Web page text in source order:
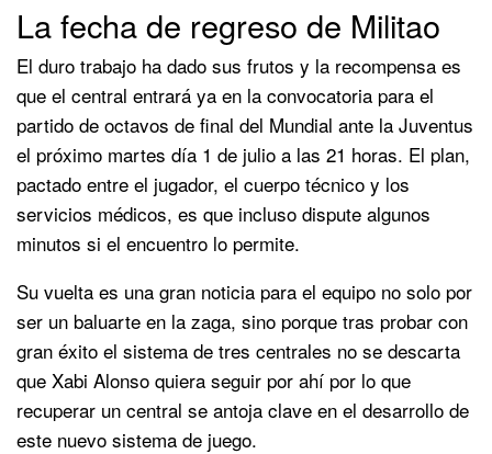
La fecha de regreso de Militao
El duro trabajo ha dado sus frutos y la recompensa es
que el central entrará ya en la convocatoria para el
partido de octavos de final del Mundial ante la Juventus
el próximo martes día 1 de julio a las 21 horas. El plan,
pactado entre el jugador, el cuerpo técnico y los
servicios médicos, es que incluso dispute algunos
minutos si el encuentro lo permite.
Su vuelta es una gran noticia para el equipo no solo por
ser un baluarte en la zaga, sino porque tras probar con
gran éxito el sistema de tres centrales no se descarta
que Xabi Alonso quiera seguir por ahí por lo que
recuperar un central se antoja clave en el desarrollo de
este nuevo sistema de juego.